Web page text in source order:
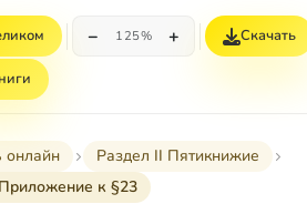
− 125% + Скачать
онлайн
Раздел II Пятикнижие
Приложение к §23